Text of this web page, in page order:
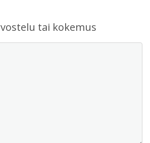
tai kokemus